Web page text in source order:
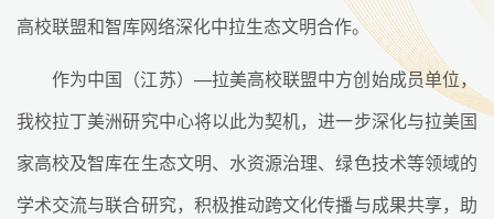
高校联盟和智库网络深化中拉生态文明合作。
作为中国（江苏）—拉美高校联盟中方创始成员单位，
我校拉丁美洲研究中心将以此为契机，进一步深化与拉美国
家高校及智库在生态文明、水资源治理、绿色技术等领域的
学术交流与联合研究，积极推动跨文化传播与成果共享，助